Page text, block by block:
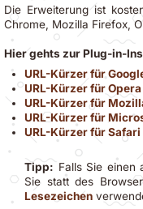
Die Erweiterung ist
Chrome, Mozilla Firefox,
Hier gehts zur Plug-in-
URL-Kürzer für
URL-Kürzer für Opera
URL-Kürzer für
URL-Kürzer für
URL-Kürzer für Safari
Tipp: Falls Sie einen
Sie statt des
Lesezeichen